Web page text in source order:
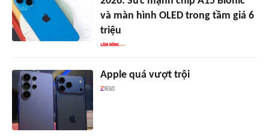
và màn hình OLED trong tầm giá 6
triệu
Apple quá vượt trội